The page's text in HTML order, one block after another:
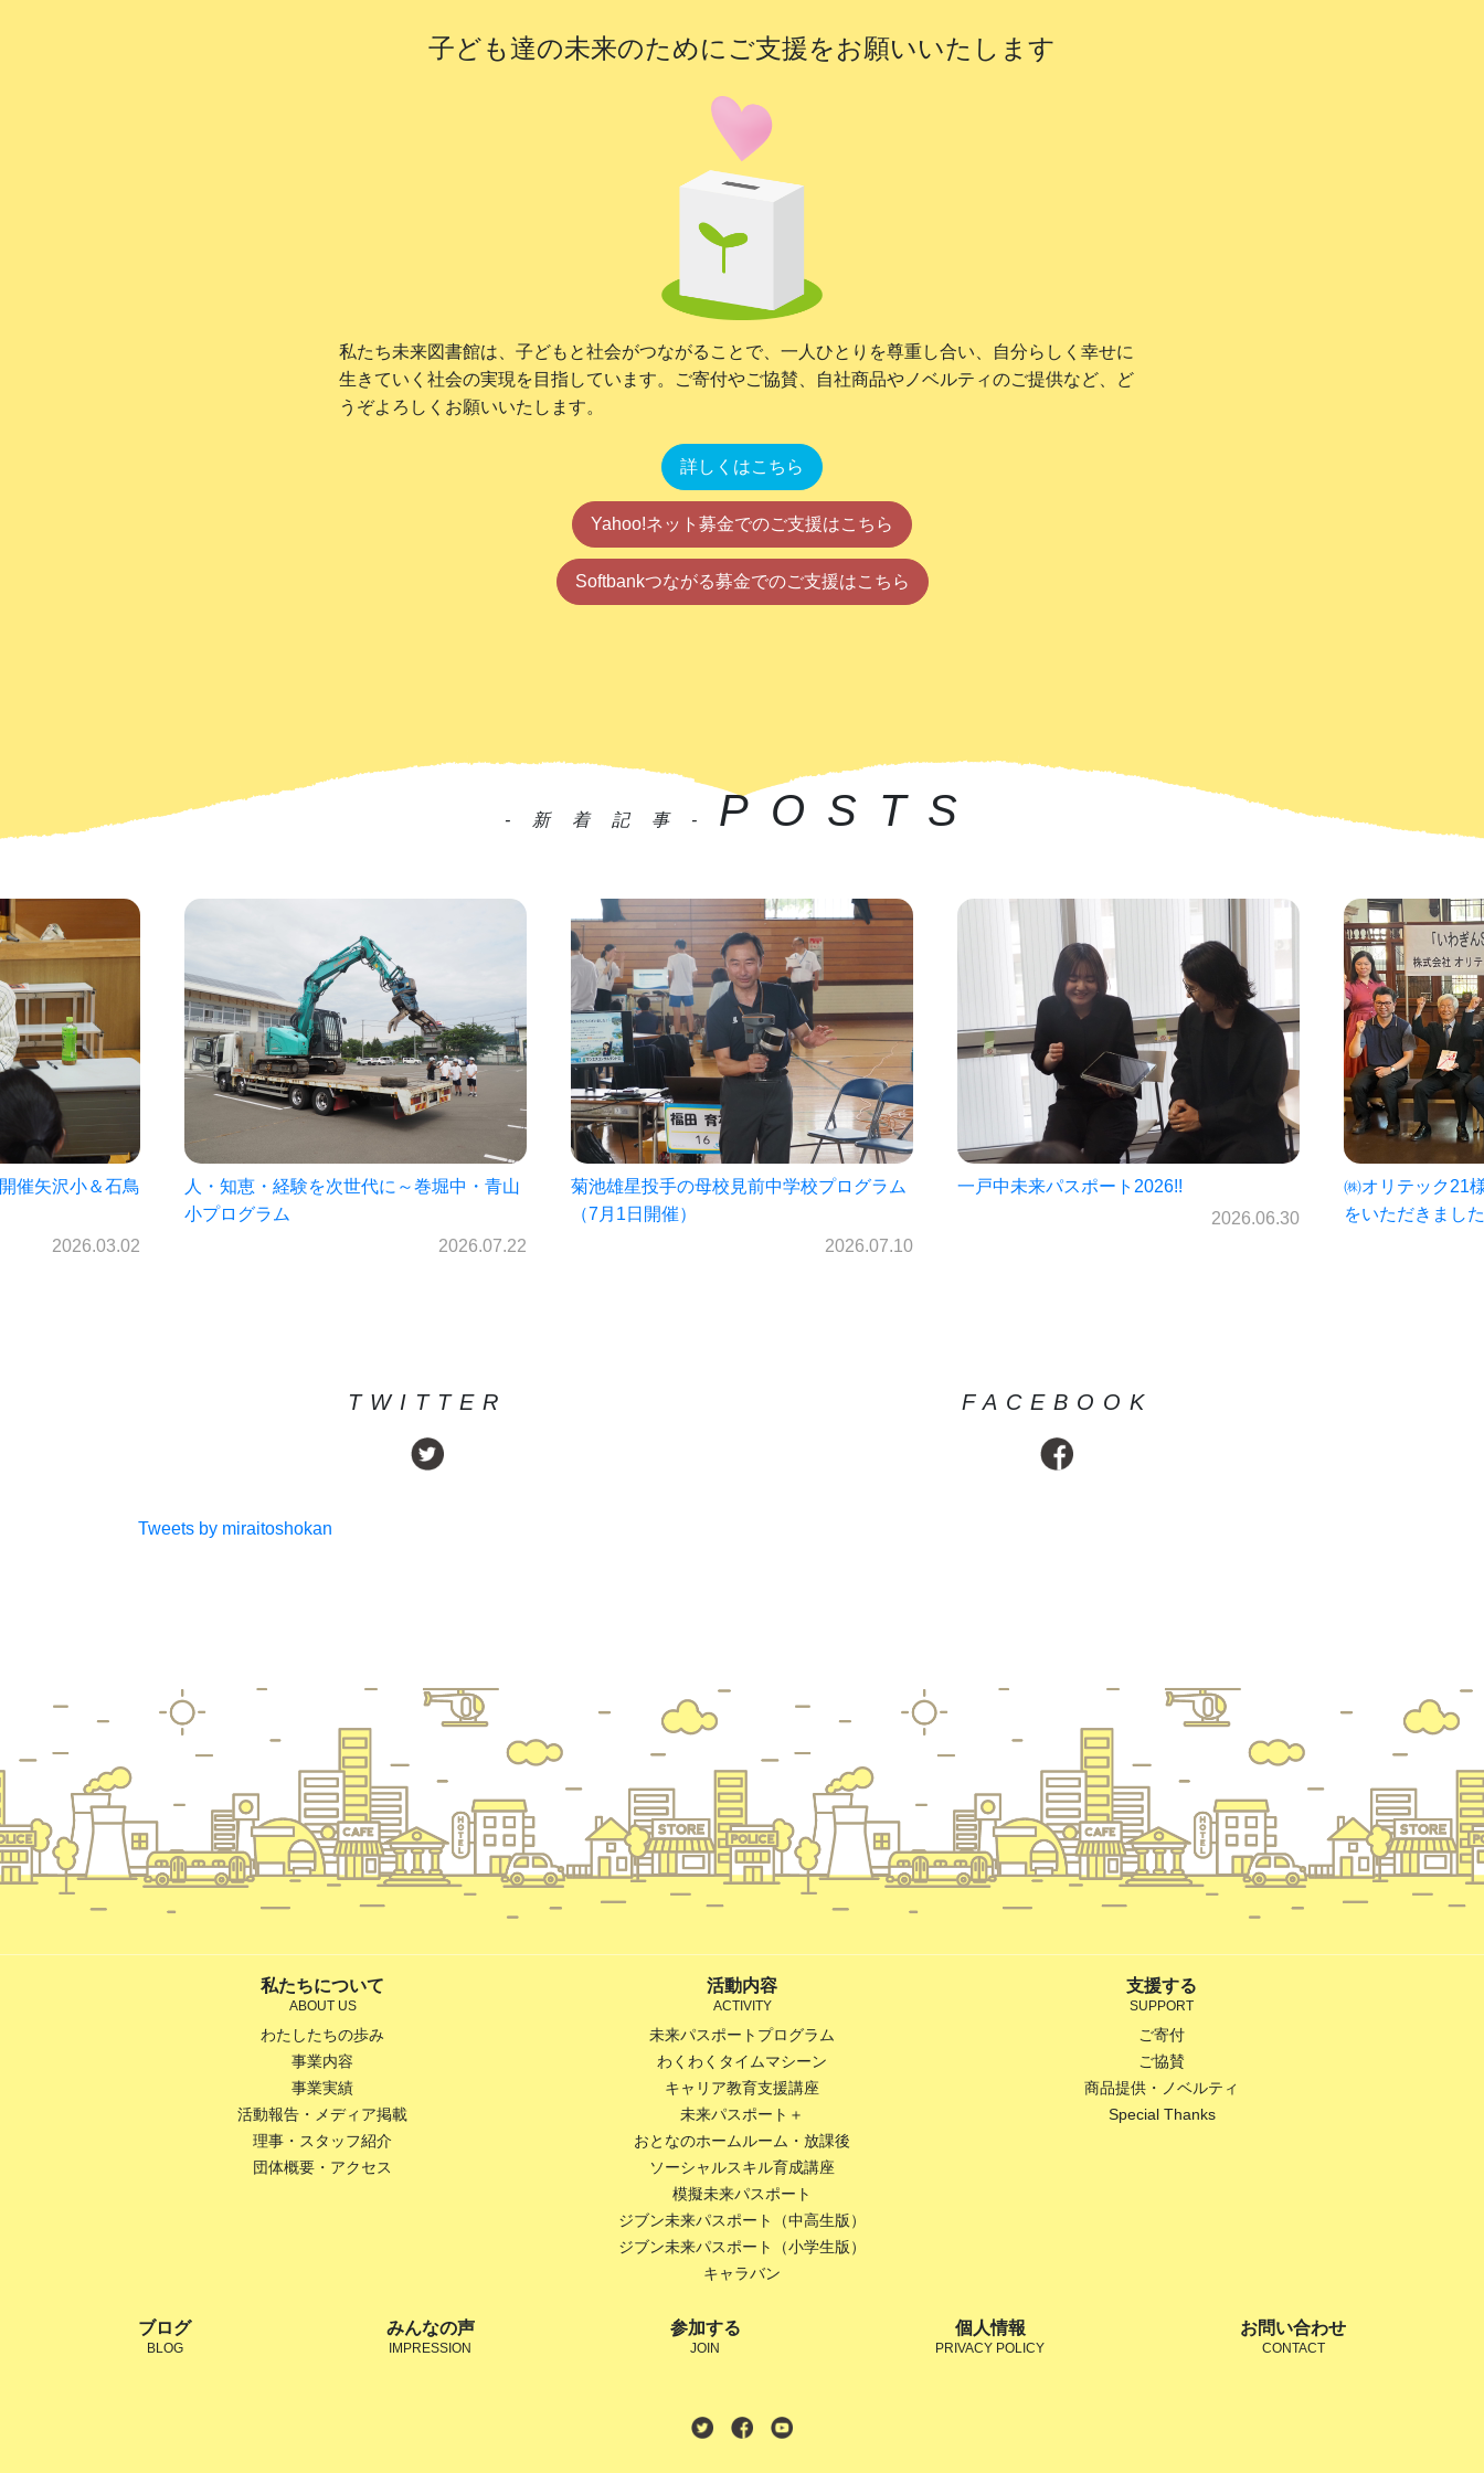
子ども達の未来のために ご支援をお願いいたします
私たち未来図書館は、子どもと社会がつながることで、一人ひとりを尊重し合い、自分らしく幸せに
生きていく社会の実現を目指しています。ご寄付やご協賛、自社商品やノベルティのご提供など、ど
うぞよろしくお願いいたします。
詳しくはこちら
Yahoo!ネット募金でのご支援はこちら
Softbankつながる募金でのご支援はこちら
-新着記事- POSTS
～巻堀中・青山
2026.07.22
菊池雄星投手の母校見前中学校プログラム
（7月1日開催）
2026.07.10
一戸中未来パスポート2026!!
㈱オリテック21様・岩手銀行様より寄付金
仙北中学校未来
ス☆
TWITTER
Tweets by miraitoshokan
FACEBOOK
私たちについて
ABOUT US
わたしたちの歩み
事業内容
事業実績
活動報告・メディア掲載
理事・スタッフ紹介
団体概要・アクセス
活動内容
ACTIVITY
未来パスポートプログラム
わくわくタイムマシーン
キャリア教育支援講座
未来パスポート＋
おとなのホームルーム・放課後
ソーシャルスキル育成講座
模擬未来パスポート
ジブン未来パスポート（中高生版）
ジブン未来パスポート（小学生版）
キャラバン
支援する
SUPPORT
ご寄付
ご協賛
商品提供・ノベルティ
Special Thanks
ブログ
BLOG
みんなの声
IMPRESSION
参加する
JOIN
個人情報
PRIVACY POLICY
お問い合わせ
CONTACT